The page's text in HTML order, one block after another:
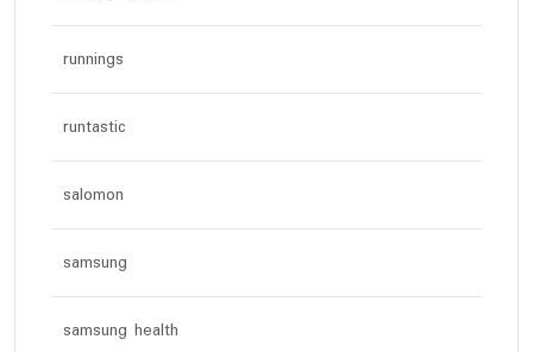
runnings
runtastic
salomon
samsung
samsung health